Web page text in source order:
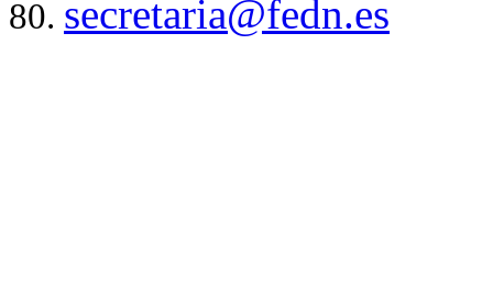
80. secretaria@fedn.es